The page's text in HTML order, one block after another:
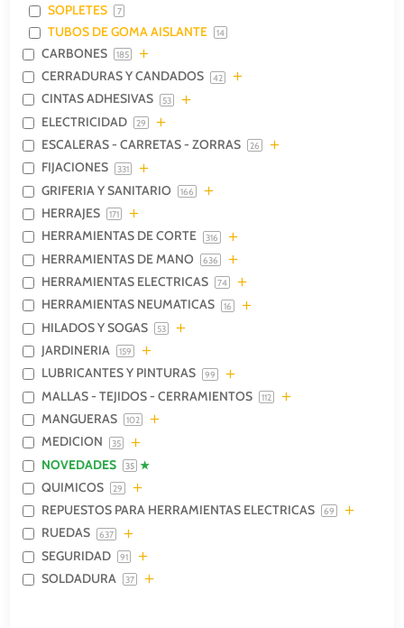
SOPLETES 7
TUBOS DE GOMA AISLANTE 14
CARBONES 185
CERRADURAS Y CANDADOS 42
CINTAS ADHESIVAS 53
ELECTRICIDAD 29
ESCALERAS - CARRETAS - ZORRAS 26
FIJACIONES 331
GRIFERIA Y SANITARIO 166
HERRAJES 171
HERRAMIENTAS DE CORTE 316
HERRAMIENTAS DE MANO 636
HERRAMIENTAS ELECTRICAS 74
HERRAMIENTAS NEUMATICAS 16
HILADOS Y SOGAS 53
JARDINERIA 159
LUBRICANTES Y PINTURAS 99
MALLAS - TEJIDOS - CERRAMIENTOS 112
MANGUERAS 102
MEDICION 35
NOVEDADES 35
QUIMICOS 29
REPUESTOS PARA HERRAMIENTAS ELECTRICAS 69
RUEDAS 637
SEGURIDAD 91
SOLDADURA 37